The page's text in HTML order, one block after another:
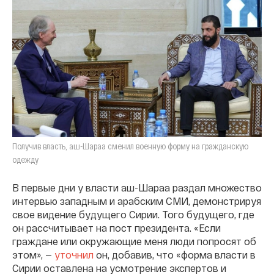
Получив власть, аш-Шараа сменил военную форму на гражданскую
одежду
В первые дни у власти аш-Шараа раздал множество
интервью западным и арабским СМИ, демонстрируя
свое видение будущего Сирии. Того будущего, где
он рассчитывает на пост президента. «Если
граждане или окружающие меня люди попросят об
этом», — уточнил он, добавив, что «форма власти в
Сирии оставлена на усмотрение экспертов и